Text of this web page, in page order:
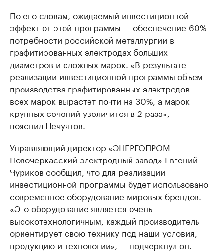
По его словам, ожидаемый инвестиционной
эффект от этой программы — обеспечение 60%
потребности российской металлургии в
графитированных электродах больших
диаметров и сложных марок. «В результате
реализации инвестиционной программы объем
производства графитированных электродов
всех марок вырастет почти на 30%, а марок
крупных сечений увеличится в 2 раза», —
пояснил Нечуятов.
Управляющий директор «ЭНЕРГОПРОМ —
Новочеркасский электродный завод» Евгений
Чуриков сообщил, что для реализации
инвестиционной программы будет использовано
современное оборудование мировых брендов.
«Это оборудование является очень
высокотехнологичным, каждый производитель
ориентирует свою технику под наши условия,
продукцию и технологии», — подчеркнул он.